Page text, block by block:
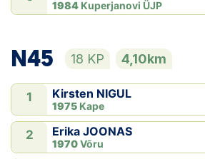
1984 Kuperjanovi ÜJP
N45 18 KP 4,10km
1 Kirsten NIGUL
1975 Kape
2 Erika JOONAS
1970Võru